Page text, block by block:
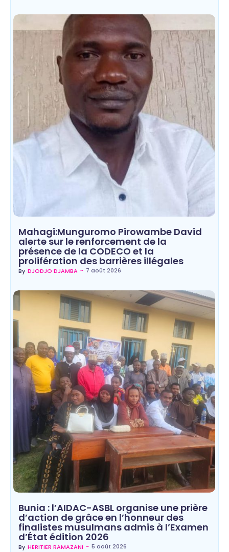
Mahagi:Munguromo Pirowambe David
alerte sur le renforcement de la
présence de la CODECO et la
prolifération des barrières illégales
By DJODJO DJAMBA ~ 7 août 2026
Bunia : l’AIDAC-ASBL organise une prière
d’action de grâce en l’honneur des
finalistes musulmans admis à l’Examen
d’État édition 2026
By HERITIER RAMAZANI ~ 5 août 2026